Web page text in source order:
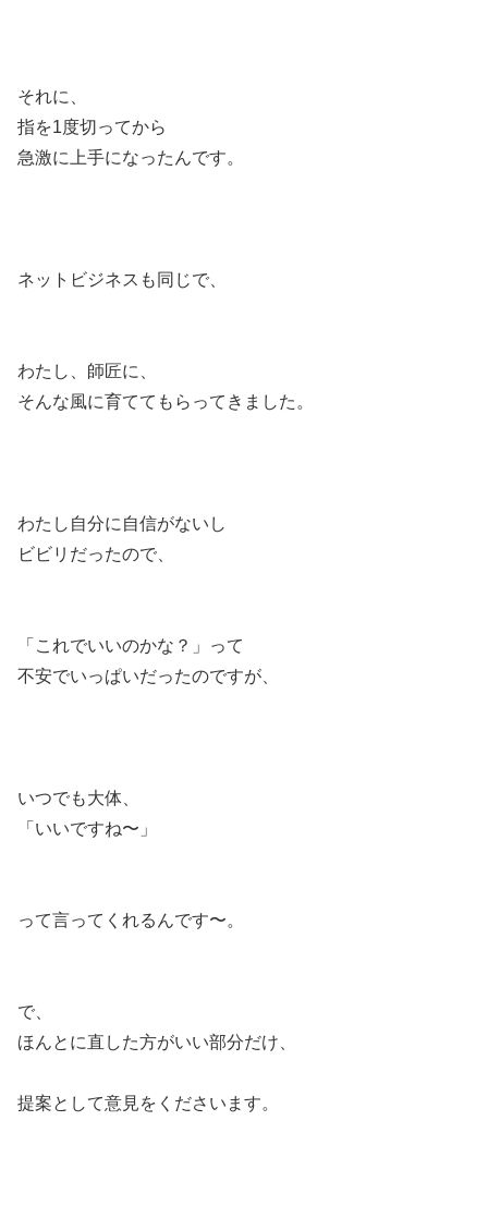
それに、
指を1度切ってから
急激に上手になったんです。
ネットビジネスも同じで、
わたし、師匠に、
そんな風に育ててもらってきました。
わたし自分に自信がないし
ビビリだったので、
「これでいいのかな？」って
不安でいっぱいだったのですが、
いつでも大体、
「いいですね〜」
って言ってくれるんです〜。
で、
ほんとに直した方がいい部分だけ、
提案として意見をくださいます。